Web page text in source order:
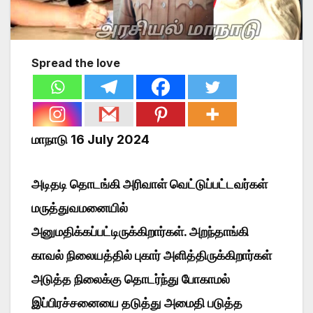
Spread the love
மாநாடு 16 July 2024
அடிதடி தொடங்கி அரிவாள் வெட்டுப்பட்டவர்கள்
மருத்துவமனையில்
அனுமதிக்கப்பட்டிருக்கிறார்கள். அறந்தாங்கி
காவல் நிலையத்தில் புகார் அளித்திருக்கிறார்கள்
அடுத்த நிலைக்கு தொடர்ந்து போகாமல்
இப்பிரச்சனையை தடுத்து அமைதி படுத்த